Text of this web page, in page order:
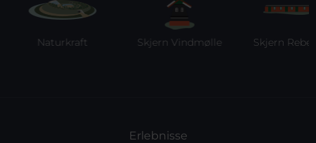
Naturkraft Skjern Vindmølle Skjern
Erlebnisse